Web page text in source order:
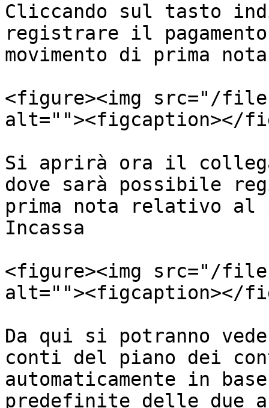
Cliccando sul tasto
registrare il
movimento di prima
<figure><img src="/
alt=""><figcaption></
Si aprirà ora il
dove sarà possibile
prima nota relativo al
Incassa
<figure><img src="/files/
alt=""><figcaption></
Da qui si potranno
conti del piano dei
automaticamente in
predefinite delle due